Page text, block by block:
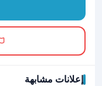
إعلانات مشابهة